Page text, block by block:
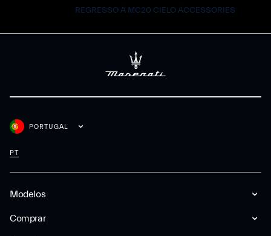
REGRESSO A MC20 CIELO ACCESSORIES
Modelos
Comprar
PORTUGAL
PT